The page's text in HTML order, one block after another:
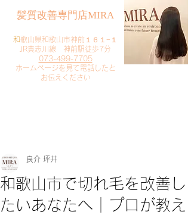
​髪質改善専門店MIRA
​和歌山県和歌山市神前１６１−１
JR貴志川線 神前駅徒歩7分
073-499-7705
​ホームページを見て電話したと
お伝えください
和歌山市で切れ毛を改善し
たいあなたへ｜プロが教え
良介 坪井